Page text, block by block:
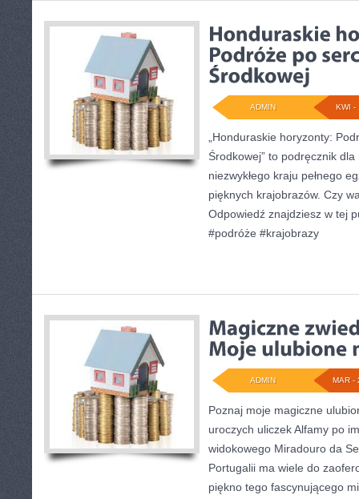
KWI -
ADMIN
„Honduraskie horyzonty:
Środkowej” to podręcznik
niezwykłego kraju pełnego
pięknych krajobrazów. Czy
Odpowiedź znajdziesz w tej
#podróże #krajobrazy
MAR -
ADMIN
Poznaj moje magiczne
uroczych uliczek Alfamy po
widokowego Miradouro da
Portugalii ma wiele do
piękno tego fascynującego